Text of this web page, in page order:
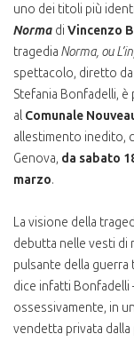
uno dei titoli più
Norma di Vincenzo
tragedia Norma, ou
spettacolo, diretto
Stefania Bonfadelli,
al Comunale
allestimento inedito,
Genova, da sabato
marzo.
La visione della
debutta nelle vesti di
pulsante della guerra
dice infatti Bonfadelli
ossessivamente, in
vendetta privata